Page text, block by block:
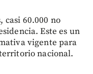
casi 60.000 no
Este es un
vigente para
nacional.